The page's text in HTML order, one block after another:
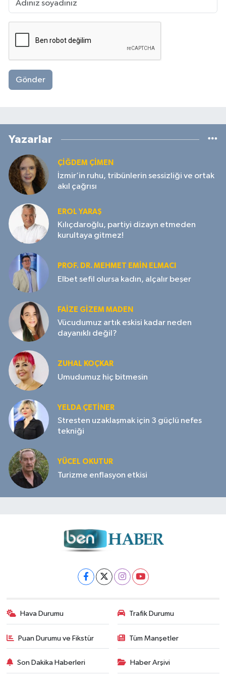
Gönder
Yazarlar
ÇIĞDEM ÇIMEN
İzmir’in ruhu, tribünlerin sessizliği ve ortak
akıl çağrısı
EROL YARAŞ
Kılıçdaroğlu, partiyi dizayn etmeden
kurultaya gitmez!
PROF. DR. MEHMET EMIN ELMACI
Elbet sefil olursa kadın, alçalır beşer
FAIZE GIZEM MADEN
Vücudumuz artık eskisi kadar neden
dayanıklı değil?
ZUHAL KOÇKAR
Umudumuz hiç bitmesin
YELDA ÇETİNER
Stresten uzaklaşmak için 3 güçlü nefes
tekniği
YÜCEL OKUTUR
Turizme enflasyon etkisi
Hava Durumu Trafik Durumu
Puan Durumu ve Fikstür Tüm Manşetler
Son Dakika Haberleri Haber Arşivi